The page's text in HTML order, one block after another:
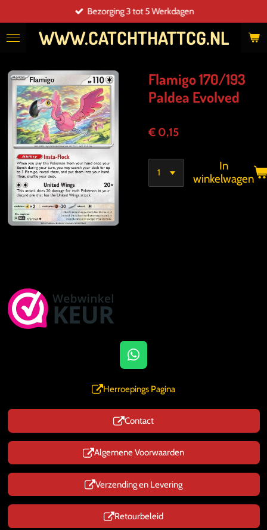
direct
naar
WWW.CATCHTHATTCG.NL
Bezorging 3 tot 5 Werkdagen
Flamigo 170/193
Paldea Evolved
€ 0,15
In
winkelwagen
W
h
a
s
A
p
p
Herroepings Pagina
Contact
Algemene Voorwaarden
Verzending en Levering
Retourbeleid